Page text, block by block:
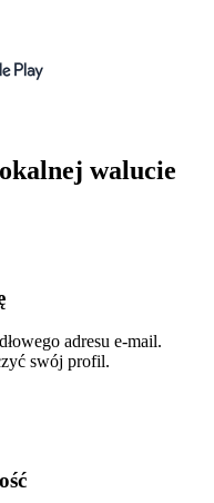
walucie
adresu e-mail.
swój profil.